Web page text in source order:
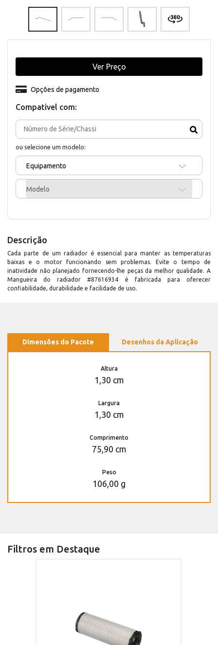
Compativel com:
ou selecione um modelo:
Equipamento
Modelo
Opções de pagamento
Ver Preço
Descrição
Cada parte de um radiador é essencial para manter as temperaturas
baixas e o motor funcionando sem problemas. Evite o tempo de
inatividade não planejado fornecendo-lhe peças da melhor qualidade. A
Mangueira do radiador #87616934 é fabricada para oferecer
confiabilidade, durabilidade e facilidade de uso.
Dimensões do Pacote Desenhos da Aplicação
Altura
1,30 cm
Largura
1,30 cm
Comprimento
75,90 cm
Peso
106,00 g
Filtros em Destaque